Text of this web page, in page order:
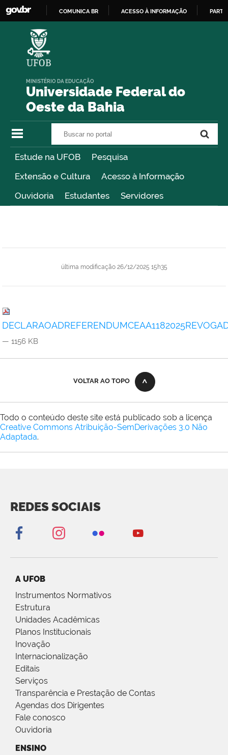
COMUNICA BR ACESSO À INFORMAÇÃO
Universidade Federal do
Oeste da Bahia
MINISTÉRIO DA EDUCAÇÃO
Estude na UFOB
Pesquisa
Extensão e Cultura
Acesso à Informação
Ouvidoria
Estudantes Servidores
última modificação26/12/2025 15h35
— 1156 KB
VOLTAR AO TOPO
Todo o conteúdo deste site está publicado sob a licença
Creative Commons Atribuição-SemDerivações 3.0 Não
Adaptada.
REDES SOCIAIS
A UFOB
Instrumentos Normativos
Estrutura
Unidades Acadêmicas
Planos Institucionais
Inovação
Internacionalização
Editais
Serviços
Transparência e Prestação de Contas
Agendas dos Dirigentes
Fale conosco
Ouvidoria
ENSINO